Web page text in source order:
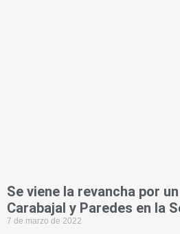
Se viene la revancha por
Carabajal y Paredes en la
7 de marzo de 2022